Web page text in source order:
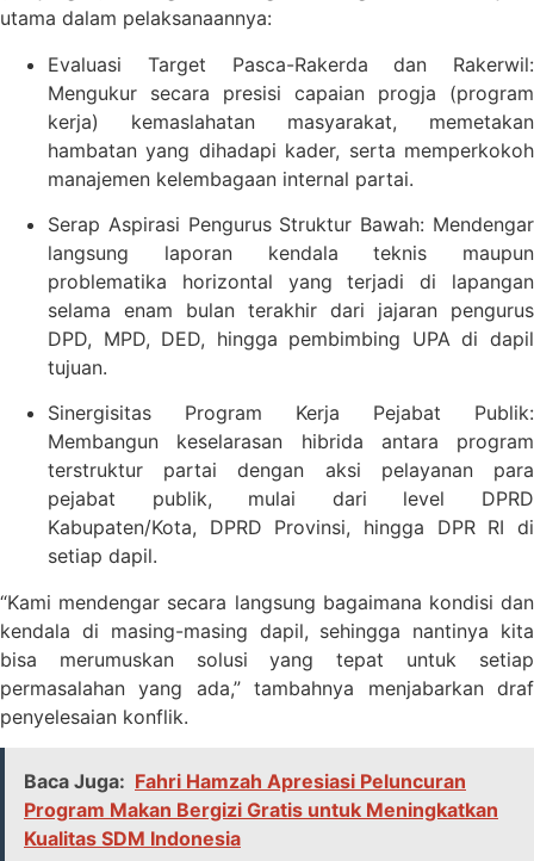
utama dalam pelaksanaannya:
Evaluasi Target Pasca-Rakerda dan Rakerwil:
Mengukur secara presisi capaian progja (program
kerja) kemaslahatan masyarakat, memetakan
hambatan yang dihadapi kader, serta memperkokoh
manajemen kelembagaan internal partai.
Serap Aspirasi Pengurus Struktur Bawah: Mendengar
langsung laporan kendala teknis maupun
problematika horizontal yang terjadi di lapangan
selama enam bulan terakhir dari jajaran pengurus
DPD, MPD, DED, hingga pembimbing UPA di dapil
tujuan.
Sinergisitas Program Kerja Pejabat Publik:
Membangun keselarasan hibrida antara program
terstruktur partai dengan aksi pelayanan para
pejabat publik, mulai dari level DPRD
Kabupaten/Kota, DPRD Provinsi, hingga DPR RI di
setiap dapil.
“Kami mendengar secara langsung bagaimana kondisi dan
kendala di masing-masing dapil, sehingga nantinya kita
bisa merumuskan solusi yang tepat untuk setiap
permasalahan yang ada,” tambahnya menjabarkan draf
penyelesaian konflik.
Baca Juga: Fahri Hamzah Apresiasi Peluncuran
Program Makan Bergizi Gratis untuk Meningkatkan
Kualitas SDM Indonesia